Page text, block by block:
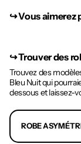
↪︎ Vous aimerez
↪︎Trouver des
Trouvez des
Bleu Nuit qui
dessous et laissez-
ROBE